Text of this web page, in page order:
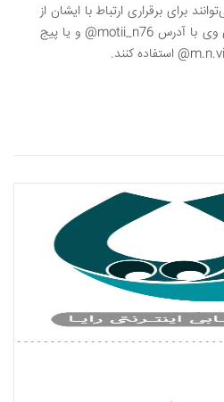
برای برقراری ارتباط با ایشان از
با آدرس @motii_n76و یا پیج
استفاده کنند.